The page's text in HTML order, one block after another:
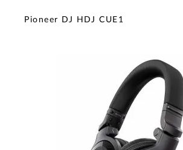
Pioneer DJ HDJ CUE1